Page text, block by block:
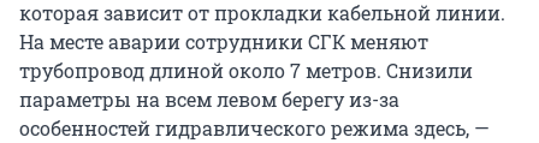
которая зависит от прокладки кабельной линии.
На месте аварии сотрудники СГК меняют
трубопровод длиной около 7 метров. Снизили
параметры на всем левом берегу из-за
особенностей гидравлического режима здесь, —